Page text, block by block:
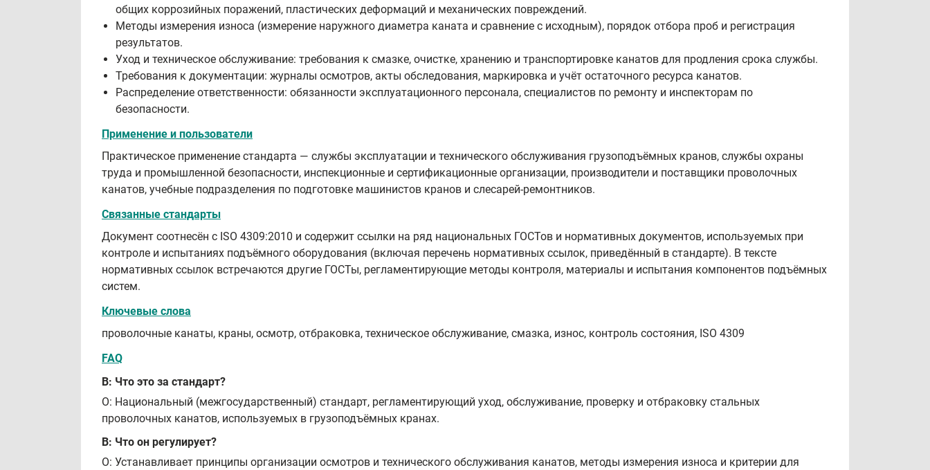
общих коррозийных поражений, пластических деформаций и механических повреждений.
Методы измерения износа (измерение наружного диаметра каната и сравнение с исходным), порядок отбора проб и регистрация
результатов.
Уход и техническое обслуживание: требования к смазке, очистке, хранению и транспортировке канатов для продления срока службы.
Требования к документации: журналы осмотров, акты обследования, маркировка и учёт остаточного ресурса канатов.
Распределение ответственности: обязанности эксплуатационного персонала, специалистов по ремонту и инспекторам по
безопасности.
Применение и пользователи
Практическое применение стандарта — службы эксплуатации и технического обслуживания грузоподъёмных кранов, службы охраны
труда и промышленной безопасности, инспекционные и сертификационные организации, производители и поставщики проволочных
канатов, учебные подразделения по подготовке машинистов кранов и слесарей-ремонтников.
Связанные стандарты
Документ соотнесён с ISO 4309:2010 и содержит ссылки на ряд национальных ГОСТов и нормативных документов, используемых при
контроле и испытаниях подъёмного оборудования (включая перечень нормативных ссылок, приведённый в стандарте). В тексте
нормативных ссылок встречаются другие ГОСТы, регламентирующие методы контроля, материалы и испытания компонентов подъёмных
систем.
Ключевые слова
проволочные канаты, краны, осмотр, отбраковка, техническое обслуживание, смазка, износ, контроль состояния, ISO 4309
FAQ
В: Что это за стандарт?
О: Национальный (межгосударственный) стандарт, регламентирующий уход, обслуживание, проверку и отбраковку стальных
проволочных канатов, используемых в грузоподъёмных кранах.
В: Что он регулирует?
О: Устанавливает принципы организации осмотров и технического обслуживания канатов, методы измерения износа и критерии для